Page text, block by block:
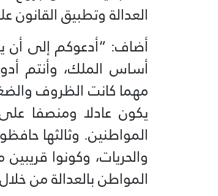
العدالة وتطبيق
أضاف: “أدعوكم إلى أن
أساس الملك، وأنتم
مهما كانت الظروف
يكون عادلا ومنصفا
المواطنين. وثالثها
والحريات، وكونوا
المواطن بالعدالة من